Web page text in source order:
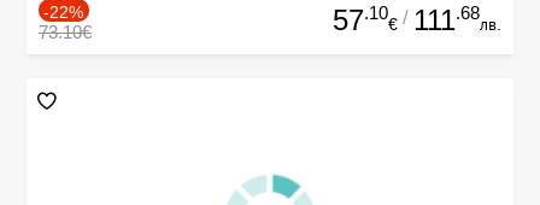
-22%
73.10€ 57.10
€ / 111.68
лв.